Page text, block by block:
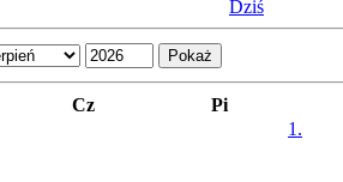
Dziś
Cz Pi
1.